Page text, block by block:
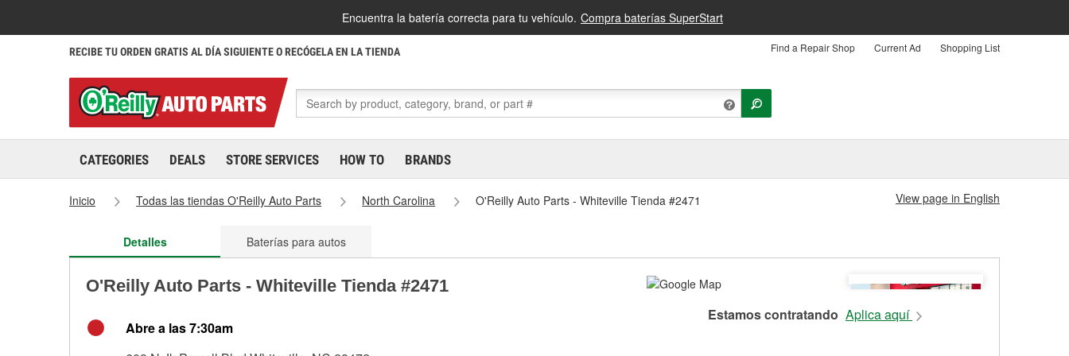
Encuentra la batería correcta para tu vehículo. Compra baterías SuperStart
RECIBE TU ORDEN GRATIS AL DÍA SIGUIENTE O RECÓGELA EN LA TIENDA Find a Repair Shop Current Ad Shopping List
CATEGORIES DEALS STORE SERVICES HOW TO BRANDS
Inicio Todas las tiendas O'Reilly Auto Parts North Carolina O'Reilly Auto Parts - Whiteville Tienda #2471 View page in English
Detalles Baterías para autos
O'Reilly Auto Parts - Whiteville Tienda #2471
Abre a las 7:30am
Estamos contratando Aplica aquí